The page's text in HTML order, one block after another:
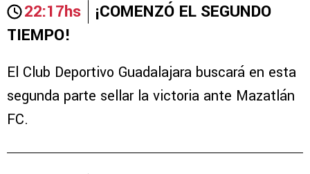
22:17hs
¡COMENZÓ EL SEGUNDO
TIEMPO!
El Club Deportivo Guadalajara buscará en esta
segunda parte sellar la victoria ante Mazatlán
FC.